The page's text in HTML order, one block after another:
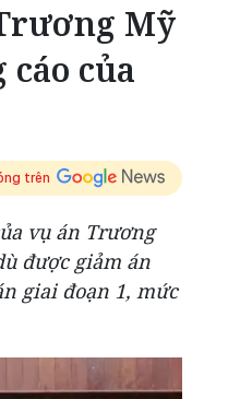
Mỹ
của
trên
vụ án Trương
được giảm án
giai đoạn 1, mức